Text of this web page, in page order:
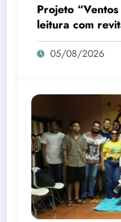
Projeto
leitura com
Piauí
05/08/2026